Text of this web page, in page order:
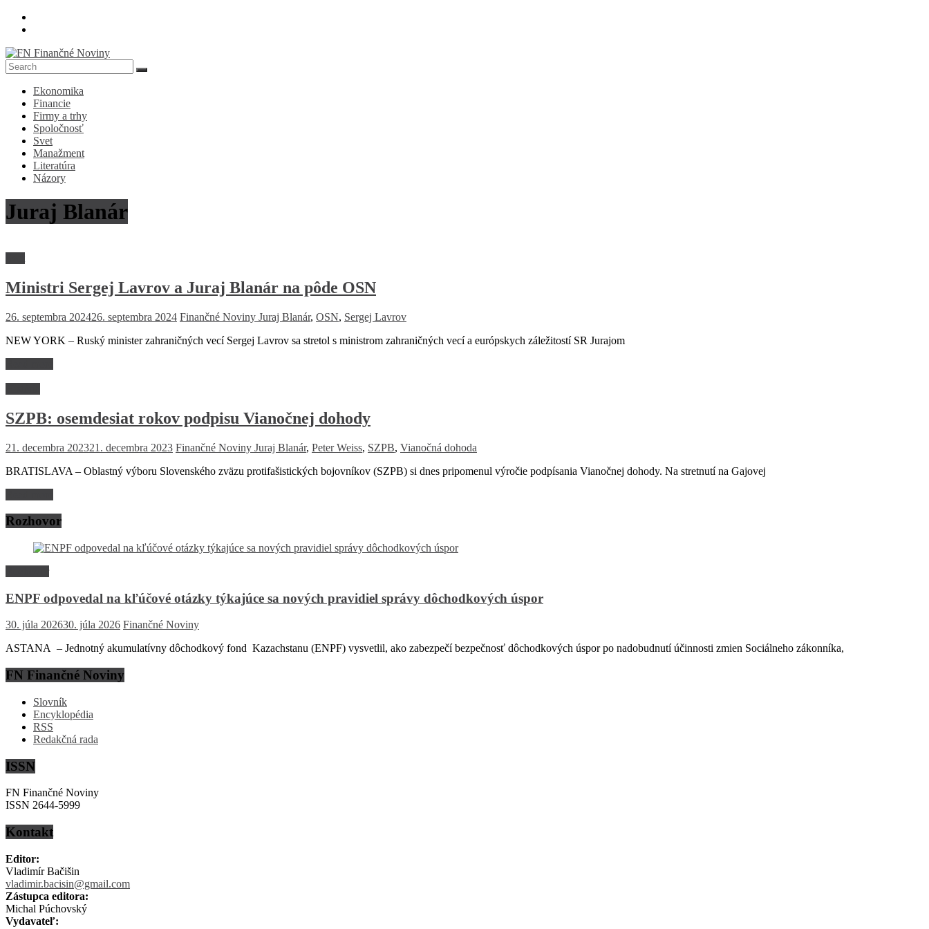
Skip
FN
Finančné
Noviny
Denník
ekonomike
spoločnosti
Ekonomika
Financie
Firmy a trhy
Spoločnosť
Svet
Manažment
Literatúra
Názory
Juraj Blanár
Ministri Sergej Lavrov a Juraj Blanár na pôde OSN
26. septembra 202426. septembra 2024 Finančné Noviny Juraj Blanár, OSN, Sergej Lavrov
NEW YORK – Ruský minister zahraničných vecí Sergej Lavrov sa stretol s ministrom zahraničných vecí a európskych záležitostí SR Jurajom
SZPB: osemdesiat rokov podpisu Vianočnej dohody
21. decembra 202321. decembra 2023 Finančné Noviny Juraj Blanár, Peter Weiss, SZPB, Vianočná dohoda
BRATISLAVA – Oblastný výboru Slovenského zväzu protifašistických bojovníkov (SZPB) si dnes pripomenul výročie podpísania Vianočnej dohody. Na stretnutí na Gajovej
Rozhovor
ENPF odpovedal na kľúčové otázky týkajúce sa nových pravidiel správy dôchodkových úspor
30. júla 202630. júla 2026 Finančné Noviny
ASTANA – Jednotný akumulatívny dôchodkový fond Kazachstanu (ENPF) vysvetlil, ako zabezpečí bezpečnosť dôchodkových úspor po nadobudnutí účinnosti zmien Sociálneho zákonníka,
FN Finančné Noviny
Slovník
Encyklopédia
RSS
Redakčná rada
ISSN
FN Finančné Noviny
ISSN 2644-5999
Kontakt
Editor:
Vladimír Bačišin
vladimir.bacisin@gmail.com
Zástupca editora:
Michal Púchovský
Vydavateľ: